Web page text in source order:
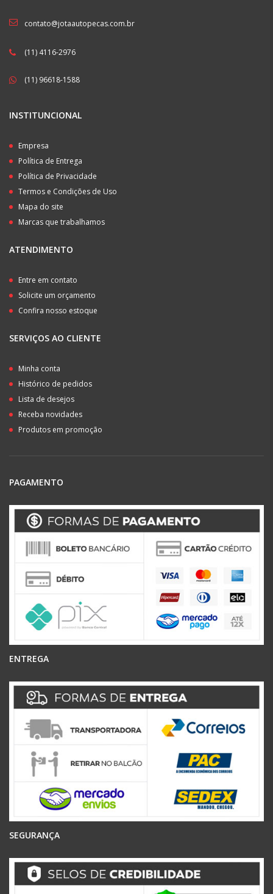
contato@jotaautopecas.com.br
(11) 4116-2976
(11) 96618-1588
INSTITUNCIONAL
Empresa
Política de Entrega
Política de Privacidade
Termos e Condições de Uso
Mapa do site
Marcas que trabalhamos
ATENDIMENTO
Entre em contato
Solicite um orçamento
Confira nosso estoque
SERVIÇOS AO CLIENTE
Minha conta
Histórico de pedidos
Lista de desejos
Receba novidades
Produtos em promoção
PAGAMENTO
ENTREGA
SEGURANÇA